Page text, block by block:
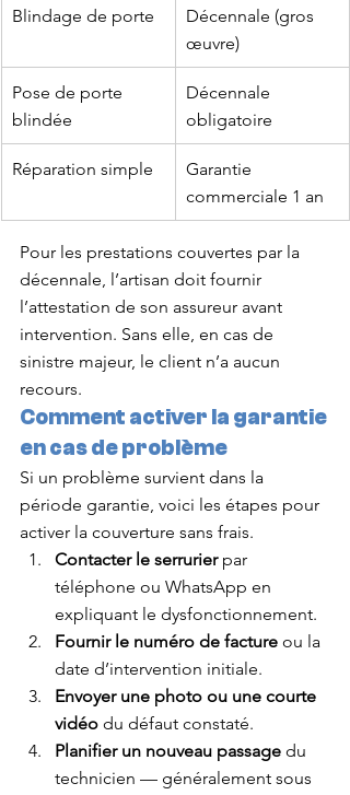
Blindage de porte
Décennale (gros
œuvre)
Pose de porte
blindée
Décennale
obligatoire
Réparation simple
Garantie
commerciale 1 an
Pour les prestations couvertes par la
décennale, l’artisan doit fournir
l’attestation de son assureur avant
intervention. Sans elle, en cas de
sinistre majeur, le client n’a aucun
recours.
Comment activer la garantie
en cas de problème
Si un problème survient dans la
période garantie, voici les étapes pour
activer la couverture sans frais.
Contacter le serrurier par
téléphone ou WhatsApp en
expliquant le dysfonctionnement.
Fournir le numéro de facture ou la
date d’intervention initiale.
Envoyer une photo ou une courte
vidéo du défaut constaté.
Planifier un nouveau passage du
technicien — généralement sous